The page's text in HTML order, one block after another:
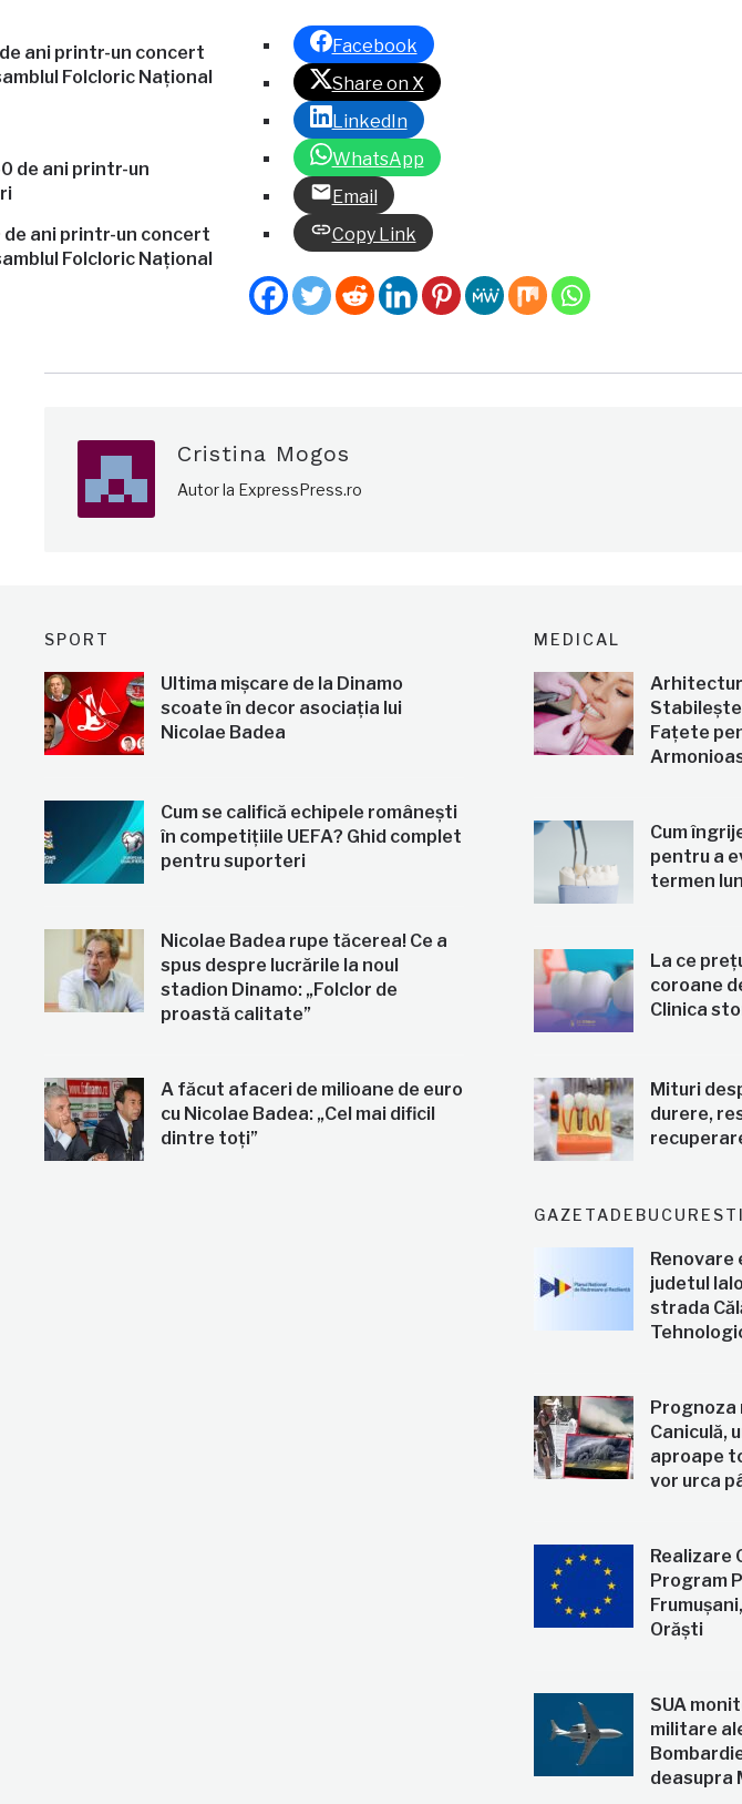
ani printr-un concert
Folcloric Național
de ani printr-un concert
Folcloric Național
Facebook
Share on X
LinkedIn
WhatsApp
Email
Copy Link
Cristina Mogos
Autor la ExpressPress.ro
SPORT
Ultima mișcare de la Dinamo
scoate în decor asociația lui
Nicolae Badea
Cum se califică echipele românești
în competițiile UEFA? Ghid complet
pentru suporteri
Nicolae Badea rupe tăcerea! Ce a
spus despre lucrările la noul
stadion Dinamo: „Folclor de
proastă calitate”
A făcut afaceri de milioane de euro
cu Nicolae Badea: „Cel mai dificil
dintre toți”
MEDICAL
Stabilește
Fațete
Cum
pentru a
termen
La ce
coroane
Clinica
Mituri
durere,
Renovare
judetul
strada
Prognoza
Caniculă,
aproape
vor urca
Realizare
Program
Orăști
SUA
militare
deasupra